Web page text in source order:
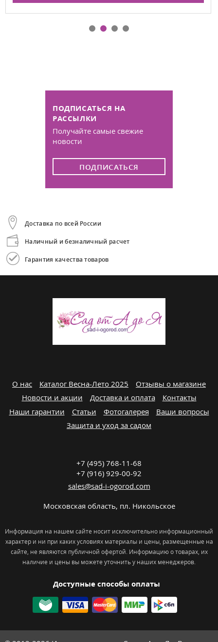
ПОДПИСАТЬСЯ НА
РАССЫЛКИ
Получайте самые свежие
новости
ПОДПИСАТЬСЯ
Доставка по всей России
Наличный и безналичный расчет
Гарантия качества товаров
О нас Каталог Весна-Лето 2025
Отзывы о магазине
Новости и акции
Доставка и оплата
Контакты
Наши гарантии
Статьи Фотогалерея
Ваши вопросы
Защита и уход за садом
Доступные способы оплаты
+7 (495) 768-11-68
+7 (916) 929-00-92
sales@sad-i-ogorod.com
Московская область, пл. Никольcкое
Информация на нашем сайте носит исключительно информационный
характер и ни при каких условиях материалы и цены, размещенные на
сайте, не являются публичной офертой. Информацию о товарах, их
наличие и цены вы можете уточнить у наших менеджеров.